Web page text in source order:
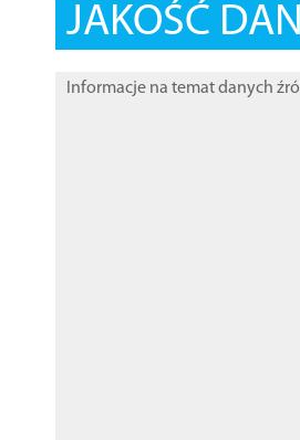
JAKOŚĆ
Informacje na temat danych